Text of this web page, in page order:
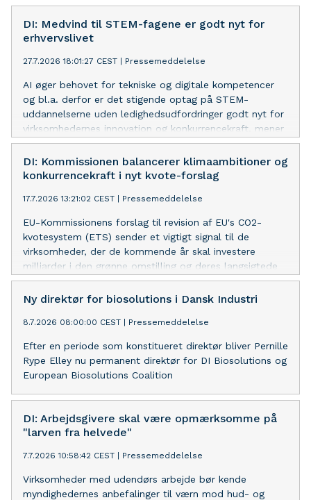
DI: Medvind til STEM-fagene er godt nyt for
erhvervslivet
27.7.2026 18:01:27 CEST Pressemeddelelse
AI øger behovet for tekniske og digitale kompetencer
og bl.a. derfor er det stigende optag på STEM-
uddannelserne uden ledighedsudfordringer godt nyt for
virksomhedernes innovation og konkurrencekraft, mener
DI’s underdirektør.
DI: Kommissionen balancerer klimaambitioner og
konkurrencekraft i nyt kvote-forslag
17.7.2026 13:21:02 CEST Pressemeddelelse
EU-Kommissionens forslag til revision af EU's CO2-
kvotesystem (ETS) sender et vigtigt signal til de
virksomheder, der de kommende år skal investere
milliarder i den grønne omstilling og deres langsigtede
konkurrencekraft, lyder det fra DI.
Ny direktør for biosolutions i Dansk Industri
8.7.2026 08:00:00 CEST Pressemeddelelse
Efter en periode som konstitueret direktør bliver Pernille
Rype Elley nu permanent direktør for DI Biosolutions og
European Biosolutions Coalition
DI: Arbejdsgivere skal være opmærksomme på
"larven fra helvede"
7.7.2026 10:58:42 CEST Pressemeddelelse
Virksomheder med udendørs arbejde bør kende
myndighedernes anbefalinger til værn mod hud- og